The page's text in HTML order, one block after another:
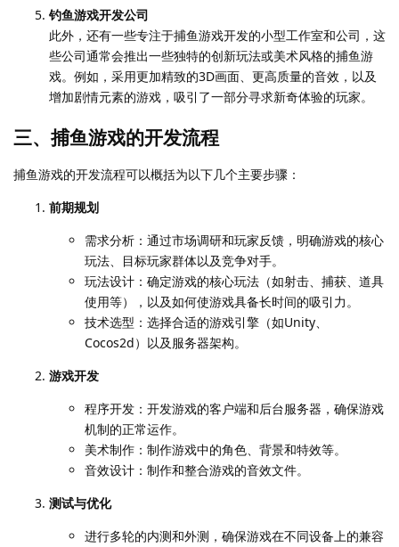
钓鱼游戏开发公司
此外，还有一些专注于捕鱼游戏开发的小型工作室和公司，这
些公司通常会推出一些独特的创新玩法或美术风格的捕鱼游
戏。例如，采用更加精致的3D画面、更高质量的音效，以及
增加剧情元素的游戏，吸引了一部分寻求新奇体验的玩家。
三、捕鱼游戏的开发流程
捕鱼游戏的开发流程可以概括为以下几个主要步骤：
前期规划
需求分析：通过市场调研和玩家反馈，明确游戏的核心
玩法、目标玩家群体以及竞争对手。
玩法设计：确定游戏的核心玩法（如射击、捕获、道具
使用等），以及如何使游戏具备长时间的吸引力。
技术选型：选择合适的游戏引擎（如Unity、
Cocos2d）以及服务器架构。
游戏开发
程序开发：开发游戏的客户端和后台服务器，确保游戏
机制的正常运作。
美术制作：制作游戏中的角色、背景和特效等。
音效设计：制作和整合游戏的音效文件。
测试与优化
进行多轮的内测和外测，确保游戏在不同设备上的兼容